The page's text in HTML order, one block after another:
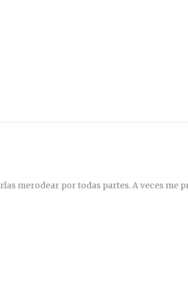
merodear por todas partes. A veces me